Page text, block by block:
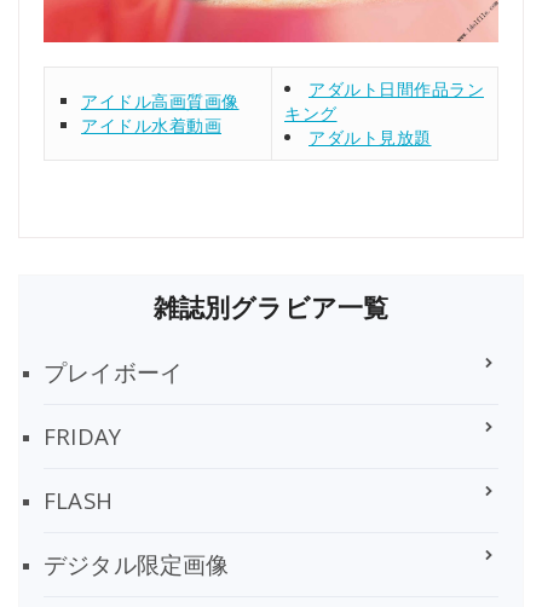
アイドル高画質画像
アイドル水着動画
アダルト日間作品ラン
キング
アダルト見放題
雑誌別グラビア一覧
プレイボーイ
FRIDAY
FLASH
デジタル限定画像